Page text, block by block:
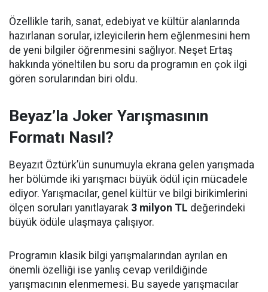
Özellikle tarih, sanat, edebiyat ve kültür alanlarında
hazırlanan sorular, izleyicilerin hem eğlenmesini hem
de yeni bilgiler öğrenmesini sağlıyor. Neşet Ertaş
hakkında yöneltilen bu soru da programın en çok ilgi
gören sorularından biri oldu.
Beyaz’la Joker Yarışmasının
Formatı Nasıl?
Beyazıt Öztürk’ün sunumuyla ekrana gelen yarışmada
her bölümde iki yarışmacı büyük ödül için mücadele
ediyor. Yarışmacılar, genel kültür ve bilgi birikimlerini
ölçen soruları yanıtlayarak 3 milyon TL değerindeki
büyük ödüle ulaşmaya çalışıyor.
Programın klasik bilgi yarışmalarından ayrılan en
önemli özelliği ise yanlış cevap verildiğinde
yarışmacının elenmemesi. Bu sayede yarışmacılar